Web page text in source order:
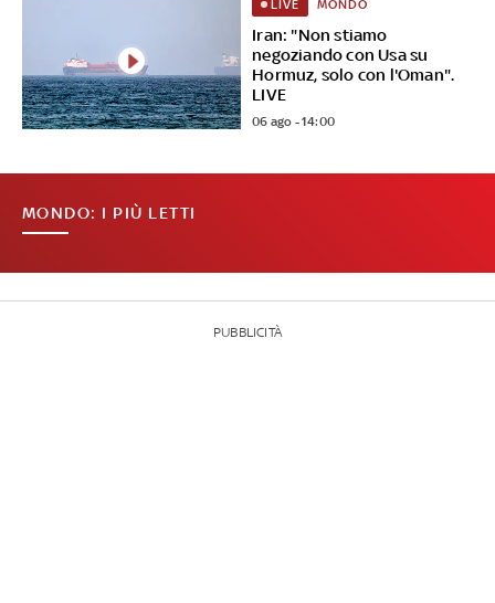
Iran: "Non stiamo
negoziando con Usa su
Hormuz, solo con l'Oman".
LIVE
LIVE MONDO
06 ago - 14:00
MONDO: I PIÙ LETTI
PUBBLICITÀ